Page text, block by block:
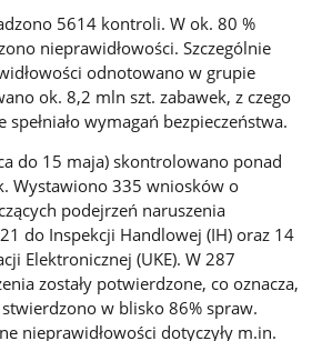
5614 kontroli. W ok. 80 %
nieprawidłowości. Szczególnie
odnotowano w grupie
ok. 8,2 mln szt. zabawek, z czego
spełniało wymagań bezpieczeństwa.
do 15 maja) skontrolowano ponad
Wystawiono 335 wniosków o
podejrzeń naruszenia
do Inspekcji Handlowej (IH) oraz 14
Elektronicznej (UKE). W 287
zostały potwierdzone, co oznacza,
w blisko 86% spraw.
nieprawidłowości dotyczyły m.in.